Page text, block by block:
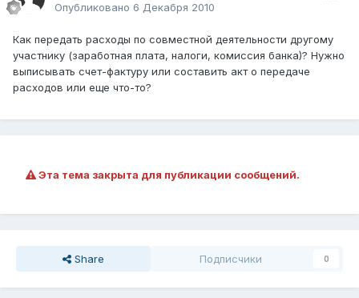
Опубликовано 6 Декабря 2010
Как передать расходы по совместной деятельности другому
участнику (заработная плата, налоги, комиссия банка)? Нужно
выписывать счет-фактуру или составить акт о передаче
расходов или еще что-то?
Эта тема закрыта для публикации сообщений.
Share Подписчики 0